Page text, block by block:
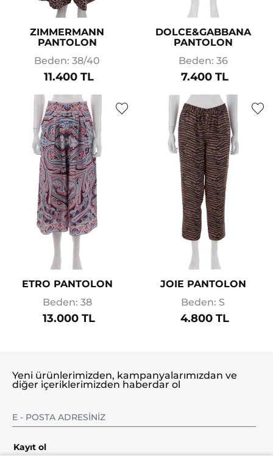
ZIMMERMANN
PANTOLON
Beden: 38/40
11.400 TL
DOLCE&GABBANA
PANTOLON
Beden: 36
7.400 TL
ETRO PANTOLON
Beden: 38
13.000 TL
JOIE PANTOLON
Beden: S
4.800 TL
Yeni ürünlerimizden, kampanyalarımızdan ve
diğer içeriklerimizden haberdar ol
Kayıt ol